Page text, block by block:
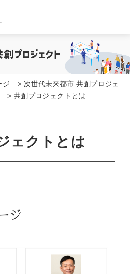
ジ > 次世代未来都市 共創プロジェ
>共創プロジェクトとは
ェクトとは
ジ